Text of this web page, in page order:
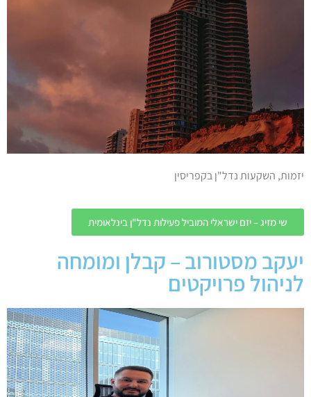
יזמות, השקעות נדל"ן בקפריסין
שי מזיג – יזם ישראלי המוביל פעילות נדל"ן בינלאומית
יעקב מסטורוב – קבלן ומומחה
לניהול פרויקטים